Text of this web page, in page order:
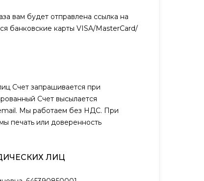
вам будет отправлена ссылка на
банковские карты VISA/MasterCard/
Счет запрашивается при
Счет высылается
Мы работаем без НДС. При
печать или доверенность
ЛИЦ